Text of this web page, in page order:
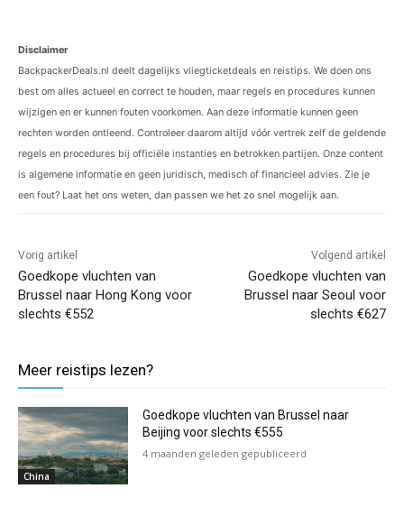
Disclaimer
BackpackerDeals.nl deelt dagelijks vliegticketdeals en reistips. We doen ons
best om alles actueel en correct te houden, maar regels en procedures kunnen
wijzigen en er kunnen fouten voorkomen. Aan deze informatie kunnen geen
rechten worden ontleend. Controleer daarom altijd vóór vertrek zelf de geldende
regels en procedures bij officiële instanties en betrokken partijen. Onze content
is algemene informatie en geen juridisch, medisch of financieel advies. Zie je
een fout? Laat het ons weten, dan passen we het zo snel mogelijk aan.
Vorig artikel
Goedkope vluchten van
Brussel naar Hong Kong voor
slechts €552
Volgend artikel
Goedkope vluchten van
Brussel naar Seoul voor
slechts €627
Meer reistips lezen?
China
Goedkope vluchten van Brussel naar
Beijing voor slechts €555
4 maanden geleden gepubliceerd